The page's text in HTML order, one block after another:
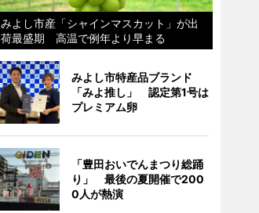
みよし市産「シャインマスカット」が出
荷最盛期 高温で例年より早まる
みよし市特産品ブランド
「みよ推し」 認定第1号は
プレミアム卵
「豊田おいでんまつり総踊
り」 最後の夏開催で200
0人が熱演